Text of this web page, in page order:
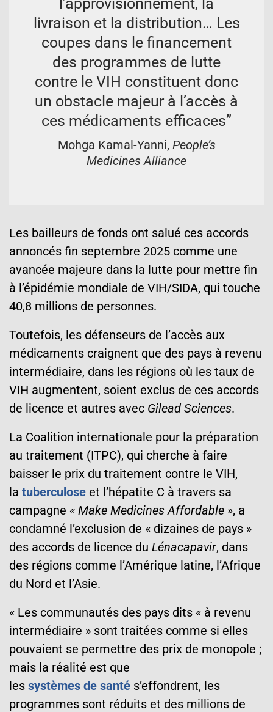
livraison et la distribution… Les
coupes dans le financement
des programmes de lutte
contre le VIH constituent donc
un obstacle majeur à l’accès à
ces médicaments efficaces”
Mohga Kamal-Yanni, People’s
Medicines Alliance
Les bailleurs de fonds ont salué ces accords
annoncés fin septembre 2025 comme une
avancée majeure dans la lutte pour mettre fin
à l’épidémie mondiale de VIH/SIDA, qui touche
40,8 millions de personnes.
Toutefois, les défenseurs de l’accès aux
médicaments craignent que des pays à revenu
intermédiaire, dans les régions où les taux de
VIH augmentent, soient exclus de ces accords
de licence et autres avec Gilead Sciences.
La Coalition internationale pour la préparation
au traitement (ITPC), qui cherche à faire
baisser le prix du traitement contre le VIH,
la tuberculose et l’hépatite C à travers sa
campagne « Make Medicines Affordable », a
condamné l’exclusion de « dizaines de pays »
des accords de licence du Lénacapavir, dans
des régions comme l’Amérique latine, l’Afrique
du Nord et l’Asie.
« Les communautés des pays dits « à revenu
intermédiaire » sont traitées comme si elles
pouvaient se permettre des prix de monopole ;
mais la réalité est que
les systèmes de santé s’effondrent, les
programmes sont réduits et des millions de